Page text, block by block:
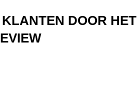
DOOR HET